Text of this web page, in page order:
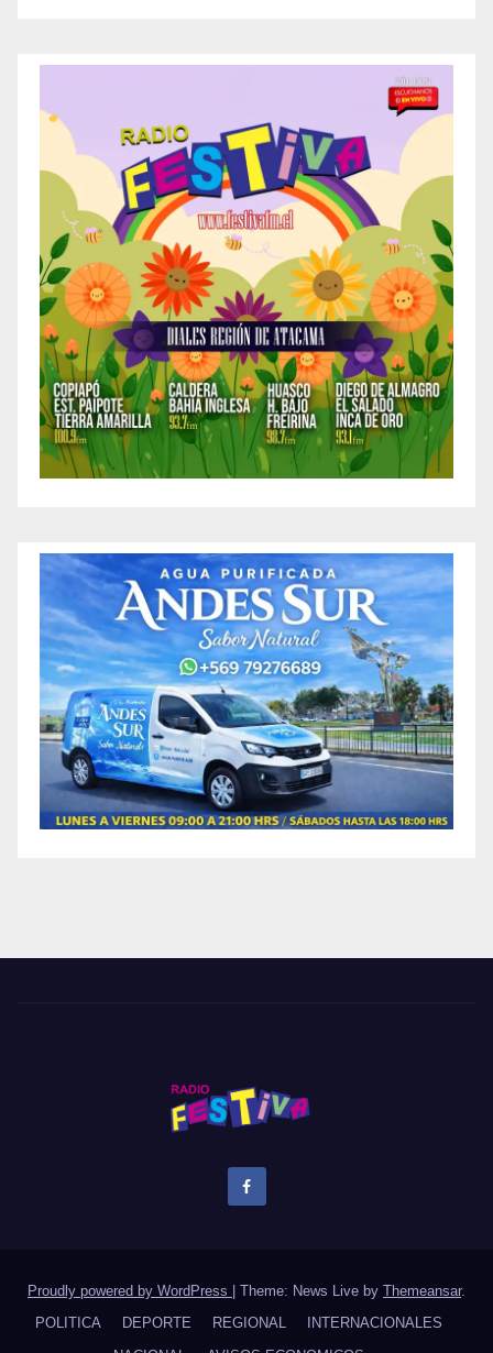
Proudly powered by WordPress Theme: News Live by Themeansar.
POLITICA
DEPORTE REGIONAL
INTERNACIONALES